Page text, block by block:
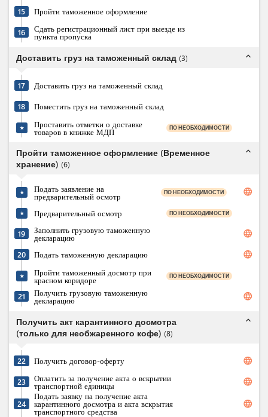
15
Пройти таможенное оформление
16 Сдать регистрационный лист при выезде из
пункта пропуска
Доставить груз на таможенный склад (3) expand_less
17 Доставить груз на таможенный склад
18 Поместить груз на таможенный склад
★ Проставить отметки о доставке
товаров в книжке МДП ПО НЕОБХОДИМОСТИ
Пройти таможенное оформление (Временное
хранение) (6)
expand_less
★ Подать заявление на
предварительный осмотр ПО НЕОБХОДИМОСТИ language
★ Предварительный осмотр ПО НЕОБХОДИМОСТИ
19 Заполнить грузовую таможенную
декларацию language
20 Подать таможенную декларацию language
★ Пройти таможенный досмотр при
красном коридоре ПО НЕОБХОДИМОСТИ
21 Получить грузовую таможенную
декларацию language
Получить акт карантинного досмотра
(только для необжаренного кофе) (8)
expand_less
22 Получить договор-оферту language
23 Оплатить за получение акта о вскрытии
транспортной единицы language
24
Подать заявку на получение акта
карантинного досмотра и акта вскрытия
транспортного средства
language